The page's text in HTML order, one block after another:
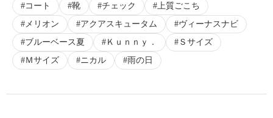
コート
靴 チェック
上質ごこち
メリオン
アクアスキュータム
ヴィーナスナビ
ブルーベース夏
Ｋｕｎｎｙ．
Ｓサイズ
Ｍサイズ
ニカル 雨の日